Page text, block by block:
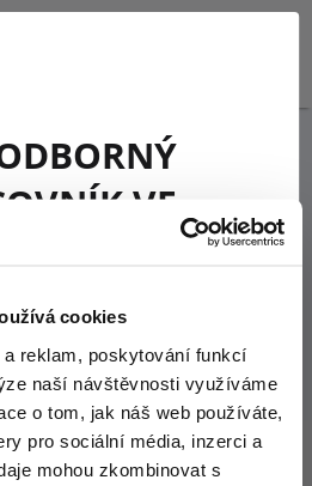
cookies
reklam, poskytování funkcí
naší návštěvnosti využíváme
o tom, jak náš web používáte,
pro sociální média, inzerci a
mohou zkombinovat s
VE
zákona č. 40/1995 Sb.,
znění pozdějších předpisů,
oprávněnou předepisovat
přípravky nebo osobou
humánní léčivé přípravky.